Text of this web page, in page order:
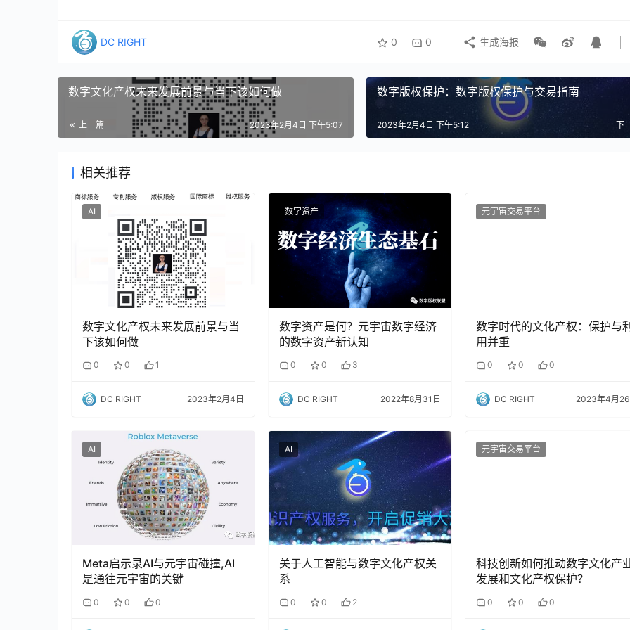
DC RIGHT 0 0 生成海报
数字文化产权未来发展前景与当下该如何做
上一篇 2023年2月4日 下午5:07
数字版权保护：数字版权保护与交易指南
下
2023年2月4日 下午5:12
相关推荐
AI
数字文化产权未来发展前景与当
下该如何做
0 0 1
DC RIGHT 2023年2月4日
数字资产
数字资产是何？元宇宙数字经济
的数字资产新认知
0 0 3
DC RIGHT 2022年8月31日
元宇宙交易平台
数字时代的文化产权：保护与
用并重
0 0 0
DC RIGHT 2023年4月
AI
Meta启示录AI与元宇宙碰撞,AI
是通往元宇宙的关键
0 0 0
AI
关于人工智能与数字文化产权关
系
0 0 2
元宇宙交易平台
科技创新如何推动数字文化产
发展和文化产权保护？
0 0 0